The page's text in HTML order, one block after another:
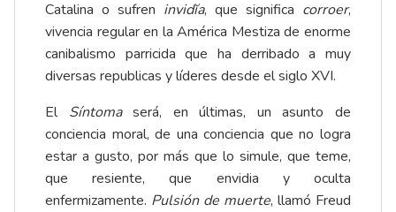
Catalina o sufren invidĭa, que significa corroer,
vivencia regular en la América Mestiza de enorme
canibalismo parricida que ha derribado a muy
diversas republicas y líderes desde el siglo XVI.
El Síntomaserá, en últimas, un asunto de
conciencia moral, de una conciencia que no logra
estar a gusto, por más que lo simule, que teme,
que resiente, que envidia y oculta
enfermizamente. Pulsión de muerte, llamó Freud